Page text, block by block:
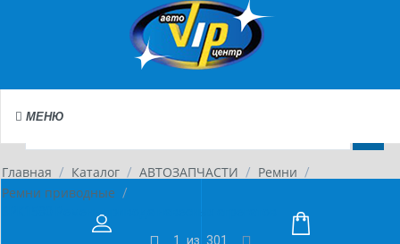
МЕНЮ
Главная / Каталог / АВТОЗАПЧАСТИ / Ремни /
Ремни приводные
/
6PK1580 Ремень привода навесных агрегатов
1 из 301